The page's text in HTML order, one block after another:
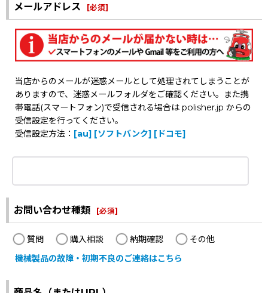
メールアドレス [必須]
当店からのメールが迷惑メールとして処理されてしまうことが
ありますので、迷惑メールフォルダをご確認ください。また携
帯電話(スマートフォン)で受信される場合は polisher.jp からの
受信設定を行ってください。
受信設定方法： [au] [ソフトバンク] [ドコモ]
お問い合わせ種類 [必須]
質問 購入相談 納期確認
その他
機械製品の故障・初期不良のご連絡はこちら